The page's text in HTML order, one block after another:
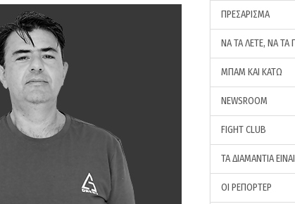
ΠΡΕΣΑΡΙΣΜΑ
ΝΑ ΤΑ ΛΕΤΕ, ΝΑ ΤΑ
ΜΠΑΜ ΚΑΙ ΚΑΤΩ
NEWSROOM
FIGHT CLUB
ΤΑ ΔΙΑΜΑΝΤΙΑ
ΟΙ ΡΕΠΟΡΤΕΡ